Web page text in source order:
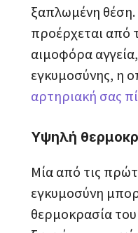
ξαπλωμένη
προέρχεται από
αιμοφόρα
εγκυμοσύνης, η
αρτηριακή σας
Υψηλή
Μία από τις
εγκυμοσύνη
θερμοκρασία